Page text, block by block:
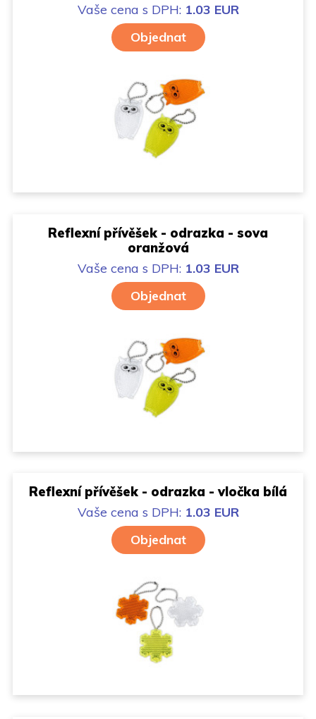
Vaše cena s DPH: 1.03 EUR
Objednat
Reflexní přívěšek - odrazka - sova
oranžová
Vaše cena s DPH: 1.03 EUR
Objednat
Reflexní přívěšek - odrazka - vločka bílá
Vaše cena s DPH: 1.03 EUR
Objednat